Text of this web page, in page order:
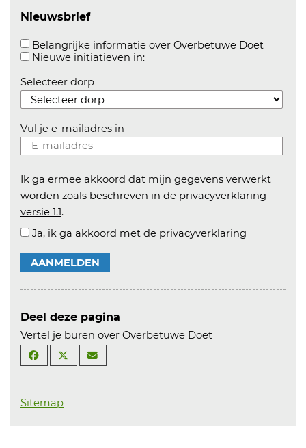
Nieuwsbrief
Belangrijke informatie over Overbetuwe Doet
Nieuwe initiatieven in:Aanvinken om informatie over
Selecteer dorp
Vul je e-mailadres in
Ik ga ermee akkoord dat mijn gegevens verwerkt
worden zoals beschreven in de privacyverklaring
versie 1.1.
Ja, ik ga akkoord met de privacyverklaring
AANMELDEN
Deel deze pagina
Vertel je buren over Overbetuwe Doet
Sitemap